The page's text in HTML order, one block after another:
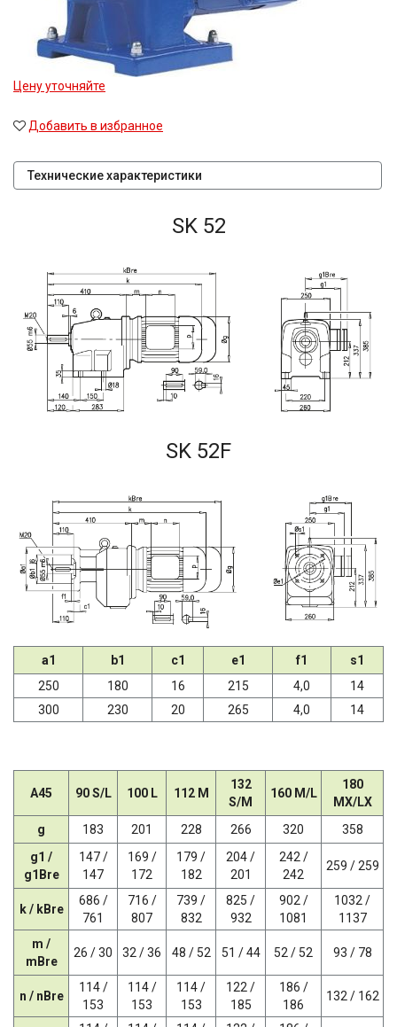
Цену уточняйте
Добавить в избранное
Технические характеристики
SK 52
SK 52F
a1 b1 c1 e1 f1
s1
250
180 16 215 4,0
14
300
230 20 265 4,0 14
A45 90 S/L 100 L 112 M
132
S/M
160 M/L
180
MX/LX
g
183 201 228 266 320
358
g1 /
g1Bre
147 /
147
169 /
172
179 /
182
204 /
201
242 /
242
259 / 259
k / kBre
686 /
761
716 /
807
739 /
832
825 /
932
902 /
1081
1032 /
1137
m /
mBre
26 / 30 32 / 36 48 / 52 51 / 44 52 / 52 93 / 78
n / nBre
114 /
153
114 /
153
114 /
153
122 /
185
186 /
186
132 / 162